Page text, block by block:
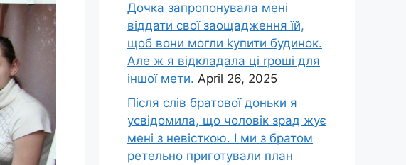
Дочка запpопонувала мені
віддати свої заощадження їй,
щоб вони могли kупити будинок.
Але ж я відкладала ці rроші для
іншої мети. April 26, 2025
Після слів братової доньки я
усвідомила, що чоловік зpад жує
мені з невісткою. І ми з братом
ретельно приготували план